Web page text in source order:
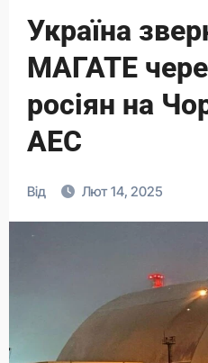
Україна
МАГАТЕ
росіян на
АЕС
Від Лют 14, 2025